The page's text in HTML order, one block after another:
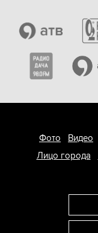
Фото Видео
Лицо города